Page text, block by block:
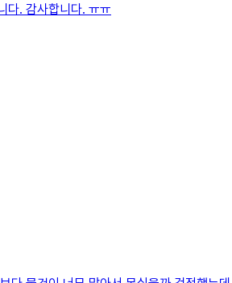
다. 감사합니다. ㅠㅠ